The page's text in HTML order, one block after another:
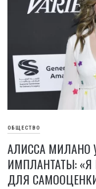
ОБЩЕСТВО
АЛИССА МИЛАНО
ИМПЛАНТАТЫ:
ДЛЯ